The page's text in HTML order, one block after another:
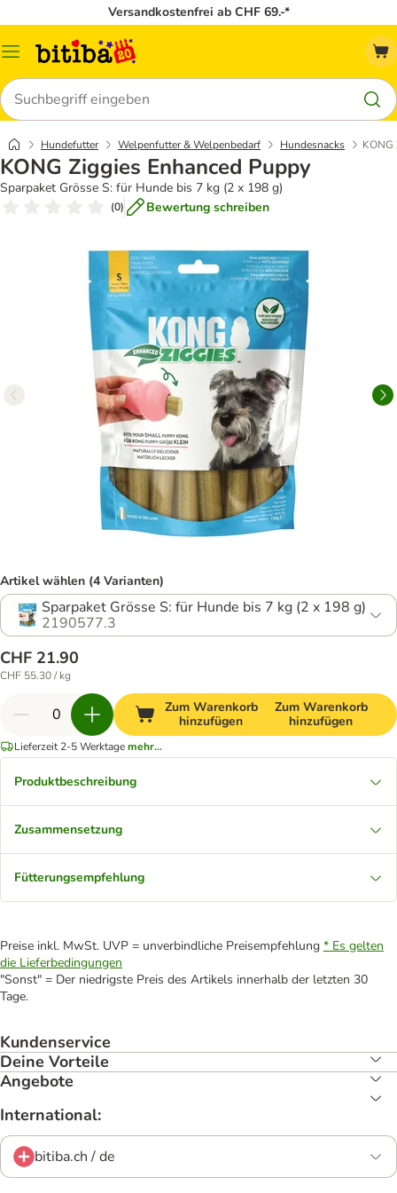
Versandkostenfrei ab CHF 69.-*
Menü
Suchen
Hundefutter Welpenfutter & Welpenbedarf Hundesnacks KONG
KONG Ziggies Enhanced Puppy
Sparpaket Grösse S: für Hunde bis 7 kg (2 x 198 g)
(0) Bewertung schreiben
Artikel wählen (4 Varianten)
Sparpaket Grösse S: für Hunde bis 7 kg (2 x 198 g)
2190577.3
CHF 21.90
CHF 55.30 / kg
Zum Warenkorb
hinzufügen
Zum Warenkorb
hinzufügen
Lieferzeit 2-5 Werktagemehr...
Produktbeschreibung
Zusammensetzung
Fütterungsempfehlung
Preise inkl. MwSt. UVP = unverbindliche Preisempfehlung * Es gelten
die Lieferbedingungen
"Sonst" = Der niedrigste Preis des Artikels innerhalb der letzten 30
Tage.
Kundenservice
Deine Vorteile
Angebote
International:
bitiba.ch / de